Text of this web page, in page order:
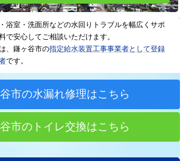
浴室・洗面所などの水回りトラブルを幅広くサポ
で安心してご相談いただけます。
、鎌ヶ谷市の指定給水装置工事事業者として登録
です。
市の水漏れ修理はこちら
市のトイレ交換はこちら